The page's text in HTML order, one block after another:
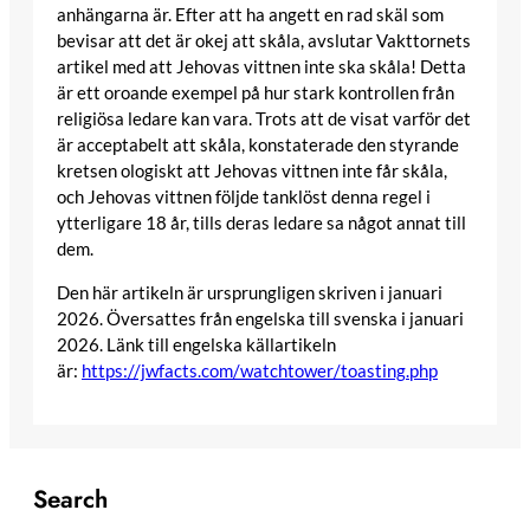
anhängarna är. Efter att ha angett en rad skäl som
bevisar att det är okej att skåla, avslutar Vakttornets
artikel med att Jehovas vittnen inte ska skåla! Detta
är ett oroande exempel på hur stark kontrollen från
religiösa ledare kan vara. Trots att de visat varför det
är acceptabelt att skåla, konstaterade den styrande
kretsen ologiskt att Jehovas vittnen inte får skåla,
och Jehovas vittnen följde tanklöst denna regel i
ytterligare 18 år, tills deras ledare sa något annat till
dem.
Den här artikeln är ursprungligen skriven i januari
2026. Översattes från engelska till svenska i januari
2026. Länk till engelska källartikeln
är: https://jwfacts.com/watchtower/toasting.php
Search